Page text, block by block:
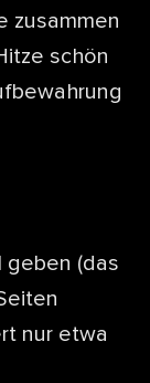
zusammen
schön
geben (das
nur etwa